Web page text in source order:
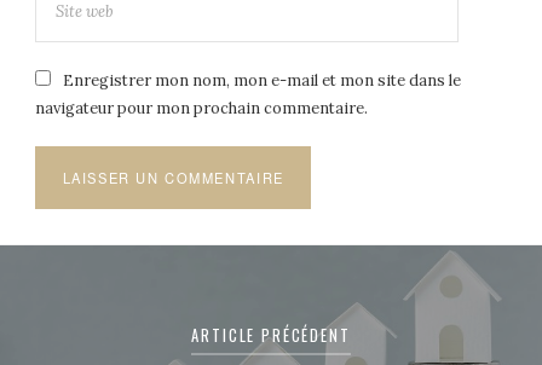
Enregistrer mon nom, mon e-mail et mon site dans le
navigateur pour mon prochain commentaire.
ARTICLE PRÉCÉDENT